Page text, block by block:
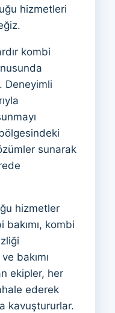
hizmetleri
kombi
Deneyimli
sunarak
hizmetler
kombi
bakımı
ekipler, her
ederek
kavuştururlar.